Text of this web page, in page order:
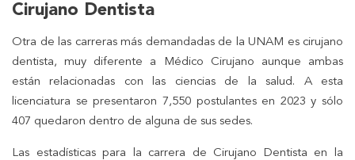
Cirujano Dentista
Otra de las carreras más demandadas de la UNAM es cirujano
dentista, muy diferente a Médico Cirujano aunque ambas
están relacionadas con las ciencias de la salud. A esta
licenciatura se presentaron 7,550 postulantes en 2023 y sólo
407 quedaron dentro de alguna de sus sedes.
Las estadísticas para la carrera de Cirujano Dentista en la